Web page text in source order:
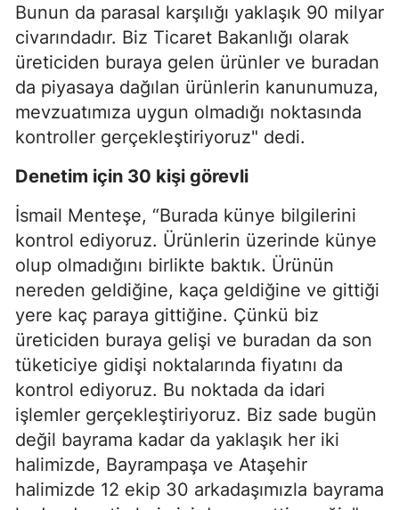
Bunun da parasal karşılığı yaklaşık 90 milyar
civarındadır. Biz Ticaret Bakanlığı olarak
üreticiden buraya gelen ürünler ve buradan
da piyasaya dağılan ürünlerin kanunumuza,
mevzuatımıza uygun olmadığı noktasında
kontroller gerçekleştiriyoruz" dedi.
Denetim için 30 kişi görevli
İsmail Menteşe, “Burada künye bilgilerini
kontrol ediyoruz. Ürünlerin üzerinde künye
olup olmadığını birlikte baktık. Ürünün
nereden geldiğine, kaça geldiğine ve gittiği
yere kaç paraya gittiğine. Çünkü biz
üreticiden buraya gelişi ve buradan da son
tüketiciye gidişi noktalarında fiyatını da
kontrol ediyoruz. Bu noktada da idari
işlemler gerçekleştiriyoruz. Biz sade bugün
değil bayrama kadar da yaklaşık her iki
halimizde, Bayrampaşa ve Ataşehir
halimizde 12 ekip 30 arkadaşımızla bayrama